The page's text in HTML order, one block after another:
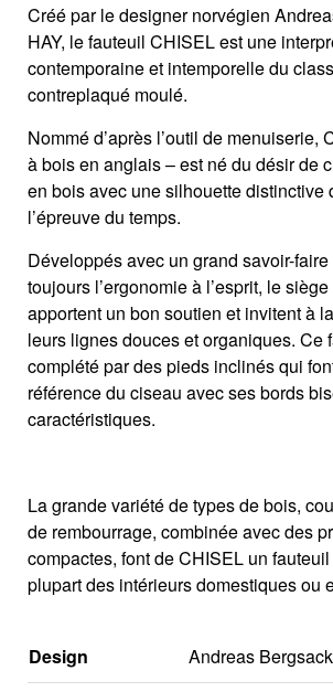
Créé par le designer norvégien
HAY, le fauteuil CHISEL est une
contemporaine et intemporelle du
contreplaqué moulé.
Nommé d’après l’outil de menuiserie,
à bois en anglais – est né du désir de
en bois avec une silhouette distinctive
l’épreuve du temps.
Développés avec un grand savoir-
toujours l’ergonomie à l’esprit, le
apportent un bon soutien et invitent à
leurs lignes douces et organiques. Ce
complété par des pieds inclinés qui
référence du ciseau avec ses bords
caractéristiques.
La grande variété de types de bois,
de rembourrage, combinée avec des
compactes, font de CHISEL un
plupart des intérieurs domestiques ou
Design Andreas